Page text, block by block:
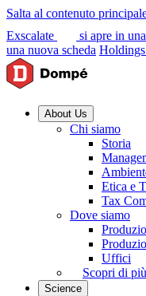
Salta al contenuto
Exscalate
si apre in
una nuova scheda Holdings
About Us
Chi siamo
Storia
Etica e
Tax
Dove siamo
Uffici
Scopri di
Science